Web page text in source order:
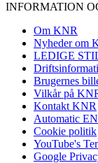
INFORMATION
Om KNR
Nyheder om
LEDIGE
Brugernes
Vilkår på
Kontakt KNR
Automatic
Cookie politik
YouTube's
Google